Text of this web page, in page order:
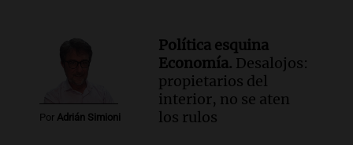
Una mañana para todos
Episodios
Altas Cumbres: rescataron a una
cabra que llevaba ocho días atrapada en
Por Adrián Simioni
Política esquina
Economía. Desalojos:
propietarios del
interior, no se aten
los rulos